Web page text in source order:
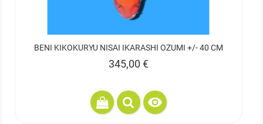
BENI KIKOKURYU NISAI IKARASHI OZUMI +/- 40 CM
Prix
345,00 €
